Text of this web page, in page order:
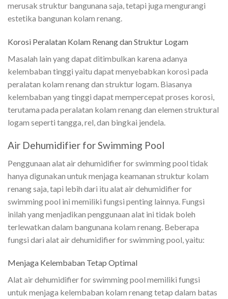
merusak struktur bangunana saja, tetapi juga mengurangi
estetika bangunan kolam renang.
Korosi Peralatan Kolam Renang dan Struktur Logam
Masalah lain yang dapat ditimbulkan karena adanya
kelembaban tinggi yaitu dapat menyebabkan korosi pada
peralatan kolam renang dan struktur logam. Biasanya
kelembaban yang tinggi dapat mempercepat proses korosi,
terutama pada peralatan kolam renang dan elemen struktural
logam seperti tangga, rel, dan bingkai jendela.
Air Dehumidifier for Swimming Pool
Penggunaan alat air dehumidifier for swimming pool tidak
hanya digunakan untuk menjaga keamanan struktur kolam
renang saja, tapi lebih dari itu alat air dehumidifier for
swimming pool ini memiliki fungsi penting lainnya. Fungsi
inilah yang menjadikan penggunaan alat ini tidak boleh
terlewatkan dalam bangunana kolam renang. Beberapa
fungsi dari alat air dehumidifier for swimming pool, yaitu:
Menjaga Kelembaban Tetap Optimal
Alat air dehumidifier for swimming pool memiliki fungsi
untuk menjaga kelembaban kolam renang tetap dalam batas